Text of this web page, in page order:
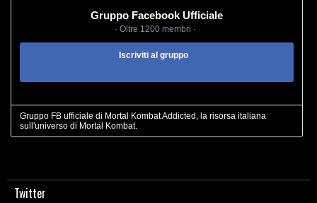
Gruppo Facebook Ufficiale
· Oltre 1200 membri ·
Iscriviti al gruppo
Gruppo FB ufficiale di Mortal Kombat Addicted, la risorsa italiana
sull'universo di Mortal Kombat.
Twitter